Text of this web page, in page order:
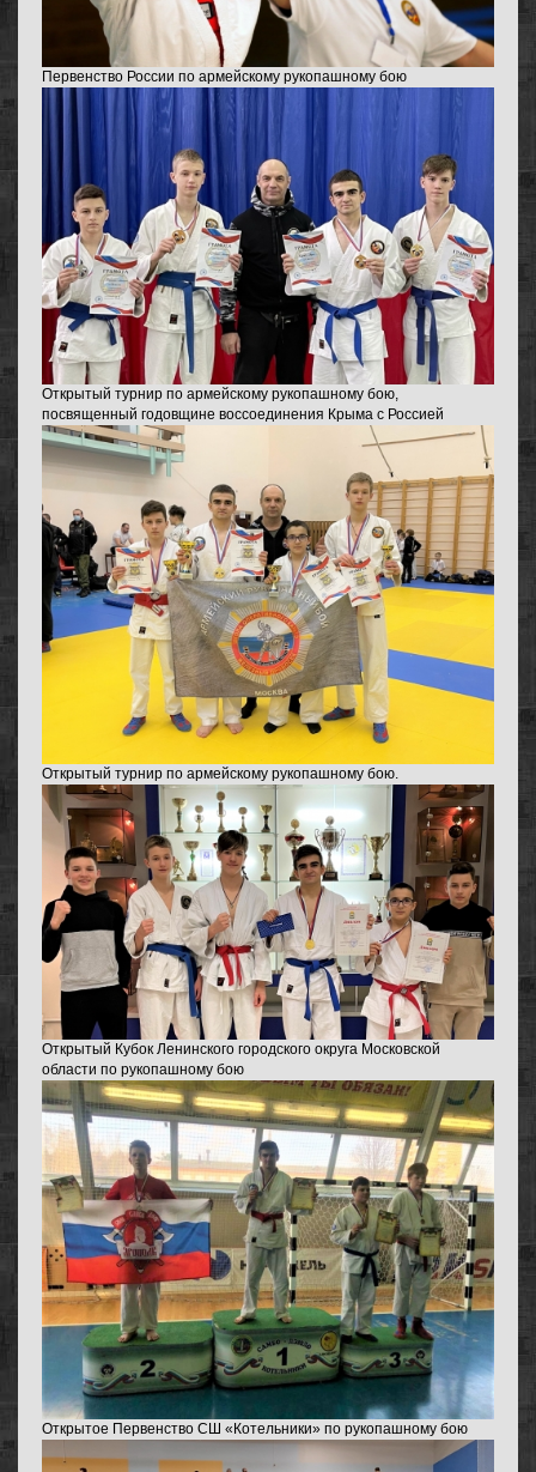
Первенство России по армейскому рукопашному бою
Открытый турнир по армейскому рукопашному бою,
посвященный годовщине воссоединения Крыма с Россией
Открытый турнир по армейскому рукопашному бою.
Открытый Кубок Ленинского городского округа Московской
области по рукопашному бою
Открытое Первенство СШ «Котельники» по рукопашному бою